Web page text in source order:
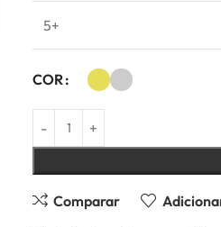
5+
COR
Comparar